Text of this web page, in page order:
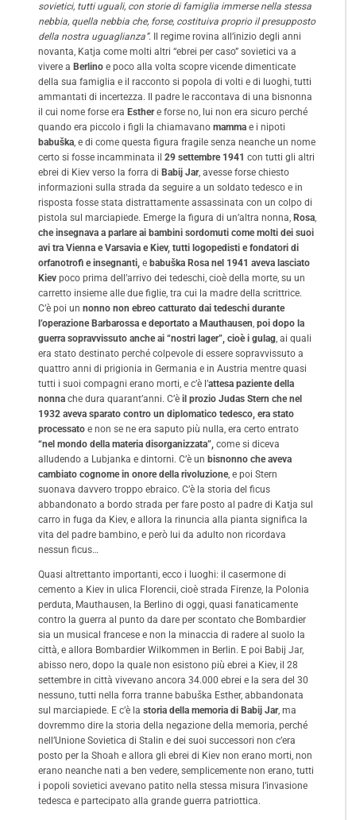
sovietici, tutti uguali, con storie di famiglia immerse nella stessa
nebbia, quella nebbia che, forse, costituiva proprio il presupposto
della nostra uguaglianza”. Il regime rovina all’inizio degli anni
novanta, Katja come molti altri “ebrei per caso” sovietici va a
vivere a Berlino e poco alla volta scopre vicende dimenticate
della sua famiglia e il racconto si popola di volti e di luoghi, tutti
ammantati di incertezza. Il padre le raccontava di una bisnonna
il cui nome forse era Esthere forse no, lui non era sicuro perché
quando era piccolo i figli la chiamavano mamma e i nipoti
babuška, e di come questa figura fragile senza neanche un nome
certo si fosse incamminata il 29 settembre 1941 con tutti gli altri
ebrei di Kiev verso la forra di Babij Jar, avesse forse chiesto
informazioni sulla strada da seguire a un soldato tedesco e in
risposta fosse stata distrattamente assassinata con un colpo di
pistola sul marciapiede. Emerge la figura di un’altra nonna, Rosa,
che insegnava a parlare ai bambini sordomuti come molti dei suoi
avi tra Vienna e Varsavia e Kiev, tutti logopedisti e fondatori di
orfanotrofi e insegnanti, e babuška Rosa nel 1941 aveva lasciato
Kiev poco prima dell’arrivo dei tedeschi, cioè della morte, su un
carretto insieme alle due figlie, tra cui la madre della scrittrice.
C’è poi un nonno non ebreo catturato dai tedeschi durante
l’operazione Barbarossa e deportato a Mauthausen, poi dopo la
guerra sopravvissuto anche ai “nostri lager”, cioè i gulag, ai quali
era stato destinato perché colpevole di essere sopravvissuto a
quattro anni di prigionia in Germania e in Austria mentre quasi
tutti i suoi compagni erano morti, e c’è l’attesa paziente della
nonna che dura quarant’anni. C’è il prozio Judas Stern che nel
1932 aveva sparato contro un diplomatico tedesco, era stato
processato e non se ne era saputo più nulla, era certo entrato
“nel mondo della materia disorganizzata”, come si diceva
alludendo a Lubjanka e dintorni. C’è un bisnonno che aveva
cambiato cognome in onore della rivoluzione, e poi Stern
suonava davvero troppo ebraico. C’è la storia del ficus
abbandonato a bordo strada per fare posto al padre di Katja sul
carro in fuga da Kiev, e allora la rinuncia alla pianta significa la
vita del padre bambino, e però lui da adulto non ricordava
nessun ficus…
Quasi altrettanto importanti, ecco i luoghi: il casermone di
cemento a Kiev in ulica Florencii, cioè strada Firenze, la Polonia
perduta, Mauthausen, la Berlino di oggi, quasi fanaticamente
contro la guerra al punto da dare per scontato che Bombardier
sia un musical francese e non la minaccia di radere al suolo la
città, e allora Bombardier Wilkommen in Berlin. E poi Babij Jar,
abisso nero, dopo la quale non esistono più ebrei a Kiev, il 28
settembre in città vivevano ancora 34.000 ebrei e la sera del 30
nessuno, tutti nella forra tranne babuška Esther, abbandonata
sul marciapiede. E c’è la storia della memoria di Babij Jar, ma
dovremmo dire la storia della negazione della memoria, perché
nell’Unione Sovietica di Stalin e dei suoi successori non c’era
posto per la Shoah e allora gli ebrei di Kiev non erano morti, non
erano neanche nati a ben vedere, semplicemente non erano, tutti
i popoli sovietici avevano patito nella stessa misura l’invasione
tedesca e partecipato alla grande guerra patriottica.